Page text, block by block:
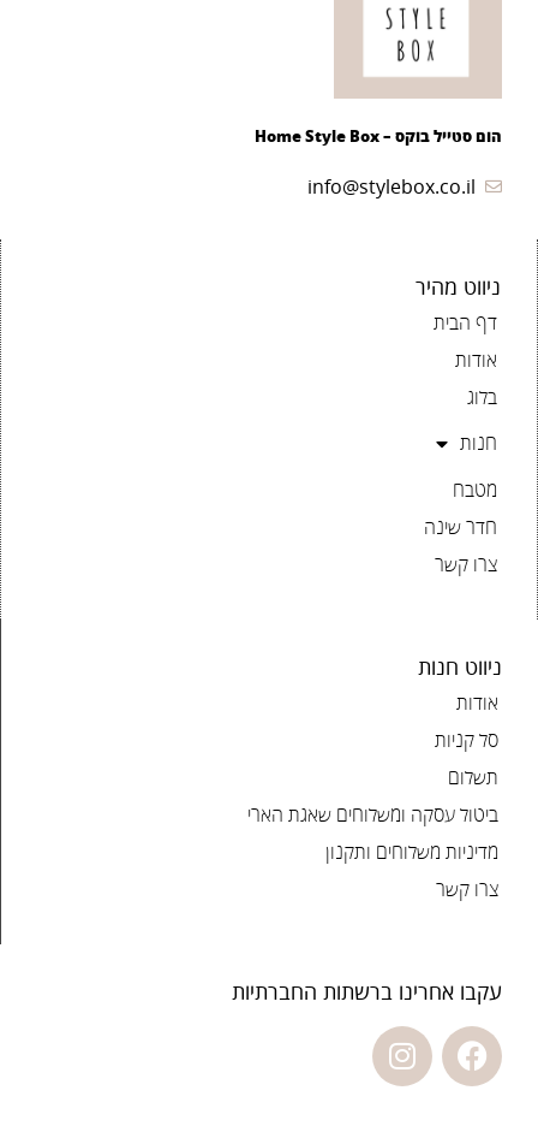
הום סטייל בוקס – Home Style Box
info@stylebox.co.il
ניווט מהיר
דף הבית
אודות
בלוג
חנות
מטבח
חדר שינה
צרו קשר
ניווט חנות
אודות
סל קניות
תשלום
ביטול עסקה ומשלוחים שאגת הארי
מדיניות משלוחים ותקנון
צרו קשר
עקבו אחרינו ברשתות החברתיות